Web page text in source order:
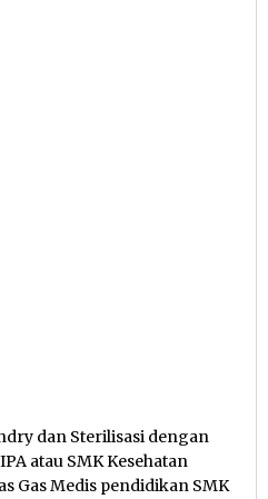
dan Sterilisasi dengan
atau SMK Kesehatan
Gas Medis pendidikan SMK